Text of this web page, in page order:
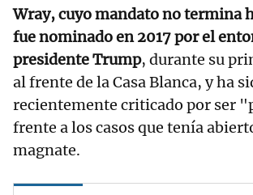
Wray, cuyo mandato no termina
fue nominado en 2017 por el
presidente Trump, durante su
al frente de la Casa Blanca, y ha
recientemente criticado por ser
frente a los casos que tenía
magnate.